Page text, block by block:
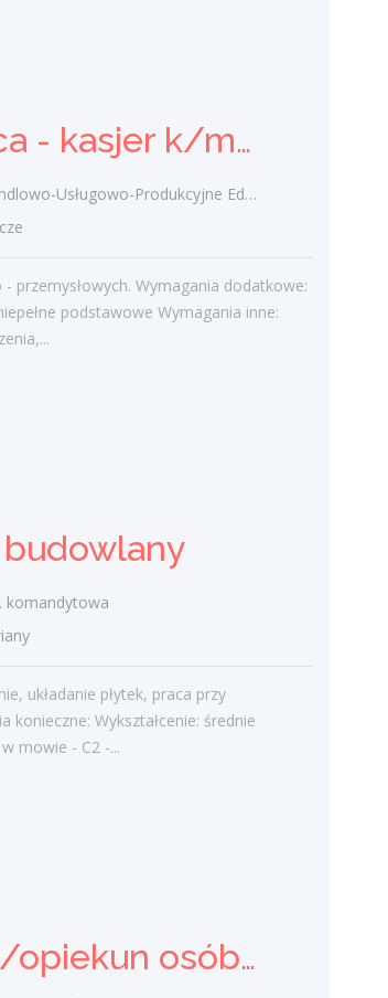
Nowoczesne technologie w pracy. Jak
z tym radzą sobie starsi pracownicy?
2 lutego 2021
W województwie świętokrzyskim
Gość-Obcokrajowcy w
świętokrzyskim
województwie świętokrzyskim
Sprzedawca - kasjer k/m/inni
Usługowo-Produkcyjne Edward Kasza
przemysłowych. Wymagania dodatkowe:
podstawowe Wymagania inne:
komandytowa
układanie płytek, praca przy
konieczne: Wykształcenie: średnie
mowie - C2 -...
Opiekunka/opiekun osób starszych